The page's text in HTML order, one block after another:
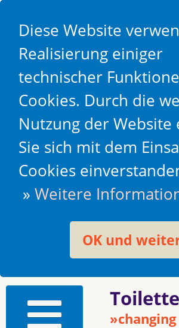
Diese Website
Realisierung einiger
technischer
Cookies. Durch die
Nutzung der Website
Sie sich mit dem
Cookies
»Weitere
OK und